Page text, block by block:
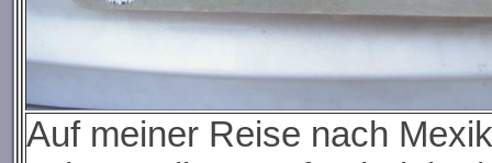
Auf meiner Reise nach